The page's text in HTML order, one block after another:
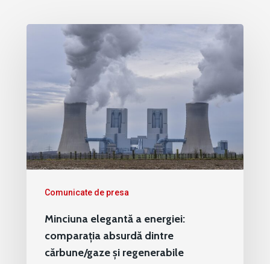
Comunicate de presa
Minciuna elegantă a energiei:
comparația absurdă dintre
cărbune/gaze și regenerabile